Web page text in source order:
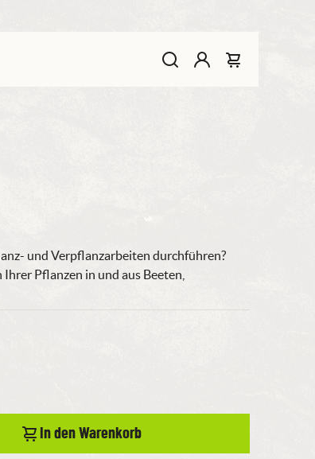
KontoWarenkorb
und Verpflanzarbeiten durchführen?
Pflanzen in und aus Beeten,
In den Warenkorb